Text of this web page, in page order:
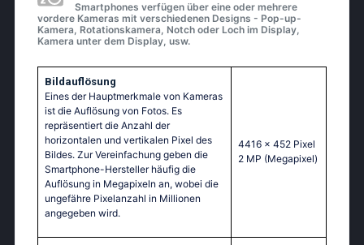
Smartphones verfügen über eine oder mehrere
vordere Kameras mit verschiedenen Designs - Pop-up-
Kamera, Rotationskamera, Notch oder Loch im Display,
Kamera unter dem Display, usw.
Bildauflösung
Eines der Hauptmerkmale von Kameras
ist die Auflösung von Fotos. Es
repräsentiert die Anzahl der
horizontalen und vertikalen Pixel des
Bildes. Zur Vereinfachung geben die
Smartphone-Hersteller häufig die
Auflösung in Megapixeln an, wobei die
ungefähre Pixelanzahl in Millionen
angegeben wird.
4416 x 452 Pixel
2 MP (Megapixel)